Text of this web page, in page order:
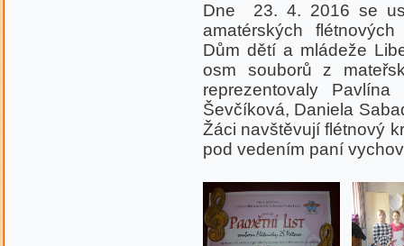
Dne 23. 4. 2016 se
amatérských
Dům dětí a mládeže
osm souborů z
reprezentovaly
Ševčíková, Daniela
Žáci navštěvují flétnový
pod vedením paní